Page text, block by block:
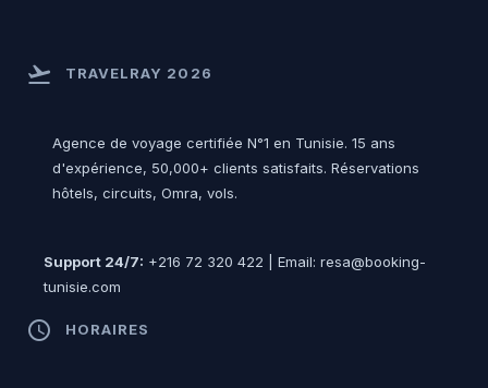
flight_takeoff TRAVELRAY 2026
Agence de voyage certifiée N°1 en Tunisie. 15 ans
d'expérience, 50,000+ clients satisfaits. Réservations
hôtels, circuits, Omra, vols.
Support 24/7: +216 72 320 422 | Email: resa@booking-
tunisie.com
access_time HORAIRES